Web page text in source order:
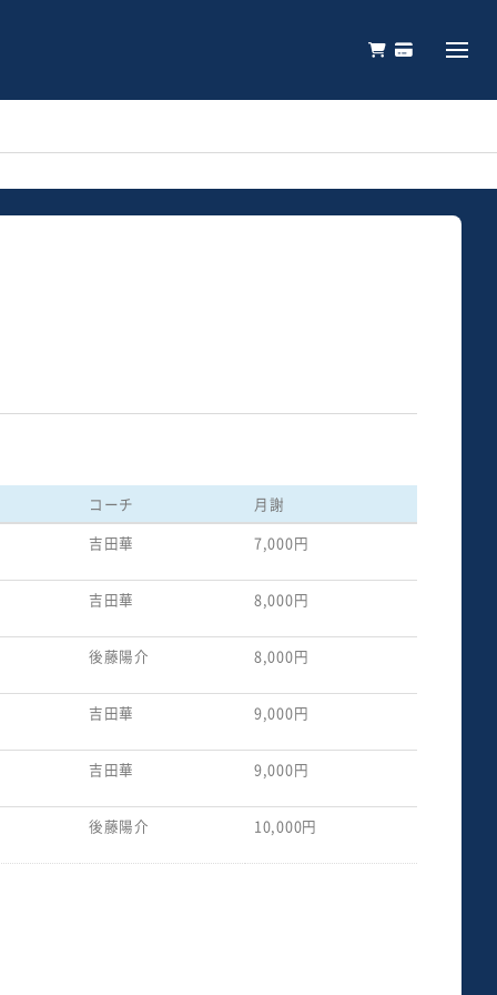
コーチ 月謝
吉田華 7,000円
吉田華 8,000円
後藤陽介 8,000円
吉田華 9,000円
吉田華 9,000円
後藤陽介 10,000円